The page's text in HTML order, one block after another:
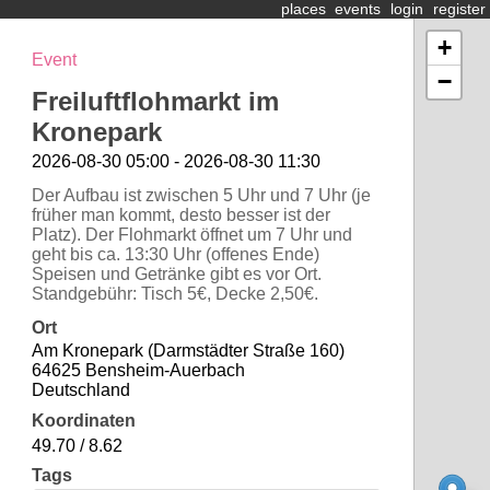
places events login register
Event
Freiluftflohmarkt im
Kronepark
2026-08-30 05:00 - 2026-08-30 11:30
Der Aufbau ist zwischen 5 Uhr und 7 Uhr (je
früher man kommt, desto besser ist der
Platz). Der Flohmarkt öffnet um 7 Uhr und
geht bis ca. 13:30 Uhr (offenes Ende)
Speisen und Getränke gibt es vor Ort.
Standgebühr: Tisch 5€, Decke 2,50€.
Ort
Am Kronepark (Darmstädter Straße 160)
64625 Bensheim-Auerbach
Deutschland
Koordinaten
49.70 / 8.62
Tags
+
−